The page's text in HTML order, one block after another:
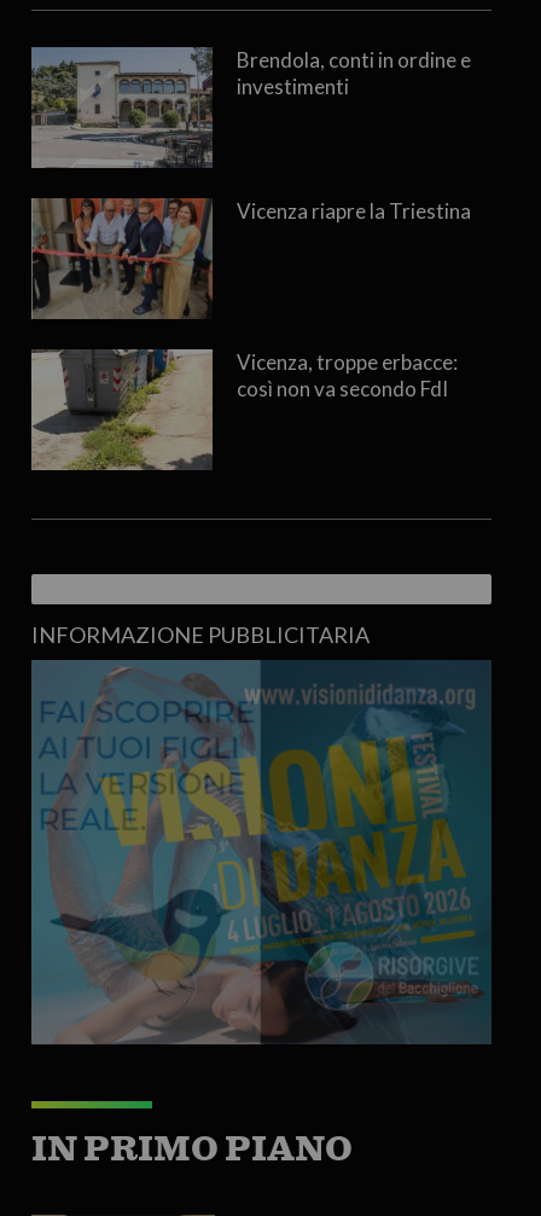
Brendola, conti in ordine e
investimenti
Vicenza riapre la Triestina
Vicenza, troppe erbacce:
così non va secondo FdI
INFORMAZIONE PUBBLICITARIA
IN PRIMO PIANO